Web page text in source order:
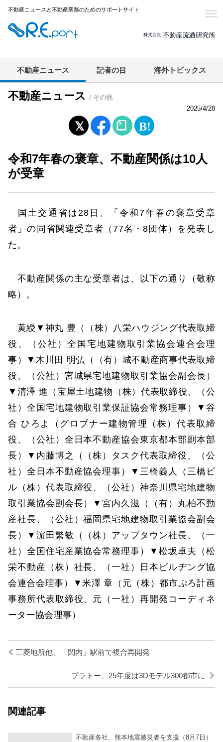
不動産ニュースと不動産業務のためのサポートサイト
不動産ニュース 記者の目 海外トピックス
不動産ニュース / その他
2025/4/28
令和7年春の褒章、不動産関係は10人
が受章
国土交通省は28日、「令和7年春の褒章受章
者」の同省関連受章者（77名・8団体）を発表し
た。
不動産関係の主な受章者は、以下の通り（敬称
略）。
黄綬▼神丸 豊（（株）八栄ハウジング代表取締
役、（公社）全国宅地建物取引業協会連合会理
事）▼木川田 明弘（（有）城不動産商事代表取締
役、（公社）宮城県宅地建物取引業協会副会長）
▼清澤 進（宝屋土地建物（株）代表取締役、（公
社）全国宅地建物取引業保証協会常務理事）▼谷
合 ひろよ（グロブナー建物管理（株）代表取締
役、（公社）全日本不動産協会東京都本部副本部
長）▼内藤博之（（株）タスク代表取締役、（公
社）全日本不動産協会理事）▼三橋義人（三橋ビ
ル（株）代表取締役、（公社）神奈川県宅地建物
取引業協会副会長）▼宮内久滋（（有）丸柏不動
産社長、（公社）福岡県宅地建物取引業協会副会
長）▼濵田繁敏（（株）アップタウン社長、（一
社）全国住宅産業協会常務理事）▼松坂卓夫（松
栄不動産（株）社長、（一社）日本ビルヂング協
会連合会理事）▼米澤 章（元（株）都市ぷろ計画
事務所代表取締役、元（一社）再開発コーディネ
ーター協会理事）
三菱地所他、「関内」駅前で複合再開発
プラトー、25年度は3Dモデル300都市に
関連記事
不動産各社、熊本地震被災者を支援（8月7日）